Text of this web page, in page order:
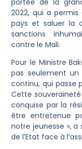
2022, qui a
pays et saluer la
sanctions
contre le Mali.
Pour le Ministre
pas seulement un
continu, qui passe
Cette souveraineté
conquise par la
être entretenue
notre jeunesse »,
de l’Etat face à